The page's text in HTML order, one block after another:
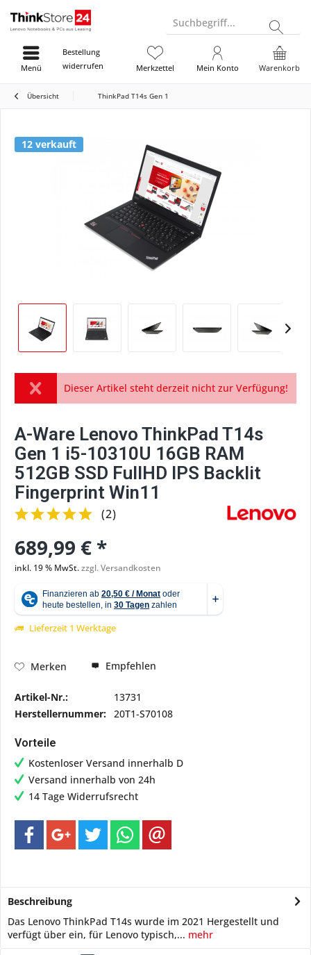
Suchbegriff...
Bestellung
widerrufen
Warenkorb
Merkzettel Mein Konto
Menü
Übersicht ThinkPad T14s Gen 1
12 verkauft
Dieser Artikel steht derzeit nicht zur Verfügung!
A-Ware Lenovo ThinkPad T14s
Gen 1 i5-10310U 16GB RAM
512GB SSD FullHD IPS Backlit
Fingerprint Win11
(2)
689,99 € *
inkl. 19 % MwSt.zzgl. Versandkosten
Lieferzeit 1 Werktage
Merken Empfehlen
Artikel-Nr.:
13731
Herstellernummer: 20T1-S70108
Vorteile
Kostenloser Versand innerhalb D
Versand innerhalb von 24h
14 Tage Widerrufsrecht
Beschreibung
Das Lenovo ThinkPad T14s wurde im 2021 Hergestellt und
verfügt über ein, für Lenovo typisch,... mehr